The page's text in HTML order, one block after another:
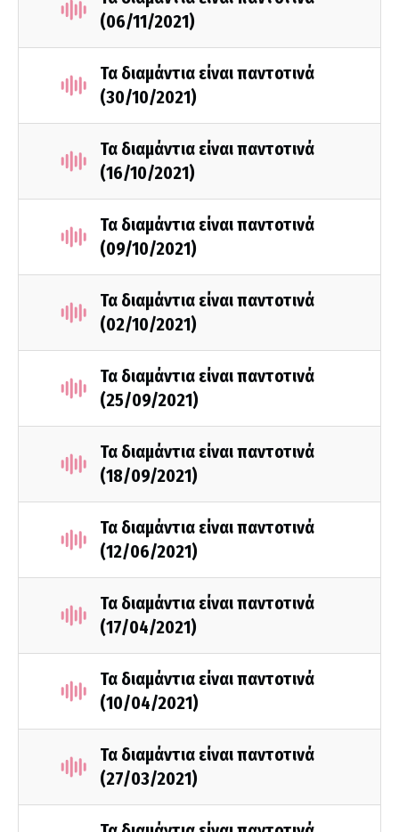
(06/11/2021)
Τα διαμάντια είναι παντοτινά
(30/10/2021)
Τα διαμάντια είναι παντοτινά
(16/10/2021)
Τα διαμάντια είναι παντοτινά
(09/10/2021)
Τα διαμάντια είναι παντοτινά
(02/10/2021)
Τα διαμάντια είναι παντοτινά
(25/09/2021)
Τα διαμάντια είναι παντοτινά
(18/09/2021)
Τα διαμάντια είναι παντοτινά
(12/06/2021)
Τα διαμάντια είναι παντοτινά
(17/04/2021)
Τα διαμάντια είναι παντοτινά
(10/04/2021)
Τα διαμάντια είναι παντοτινά
(27/03/2021)